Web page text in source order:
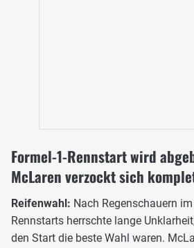
Formel-1-Rennstart wird
McLaren verzockt sich
Reifenwahl: Nach Regenschauern
Rennstarts herrschte lange
den Start die beste Wahl waren.